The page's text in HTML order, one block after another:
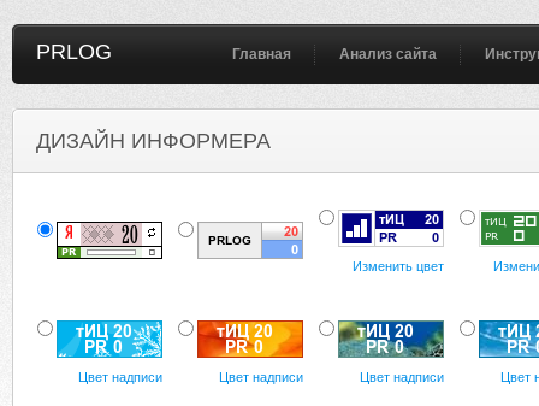
PRLOG Главная Анализ сайта
ДИЗАЙН ИНФОРМЕРА
Изменить цвет
Цвет надписи Цвет надписи Цвет надписи Цвет